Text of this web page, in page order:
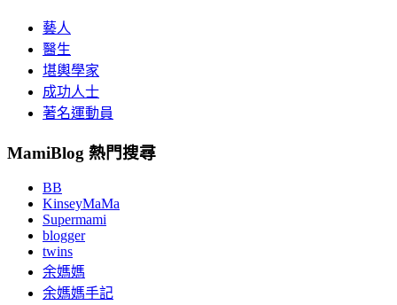
藝人
醫生
堪輿學家
成功人士
著名運動員
MamiBlog 熱門搜尋
BB
KinseyMaMa
Supermami
blogger
twins
余媽媽
余媽媽手記